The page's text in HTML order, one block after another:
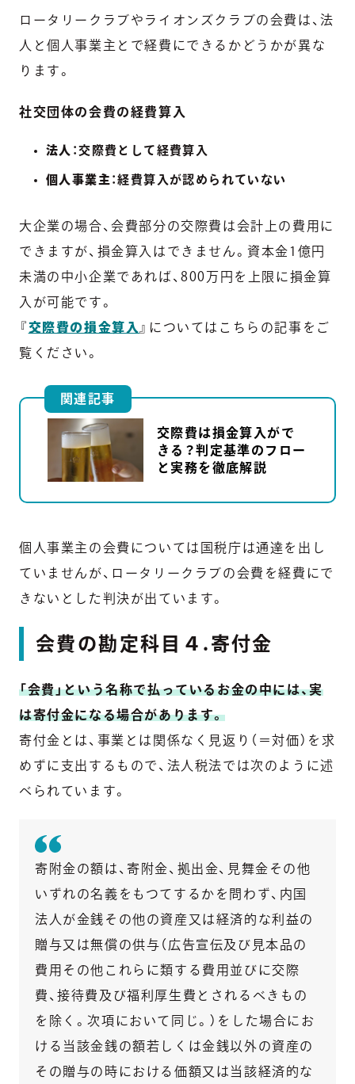
ロータリークラブやライオンズクラブの会費は、法
人と個人事業主とで経費にできるかどうかが異な
ります。
社交団体の会費の経費算入
法人 ：交際費として経費算入
個人事業主 ：経費算入が認められていない
大企業の場合、会費部分の交際費は会計上の費用に
できますが、損金算入はできません。資本金1億円
未満の中小企業であれば、800万円を上限に損金算
入が可能です。
『交際費の損金算入 』についてはこちらの記事をご
覧ください。
関連記事
交際費は損金算入がで
きる？判定基準のフロー
と実務を徹底解説
個人事業主の会費については国税庁は通達を出し
ていませんが、ロータリークラブの会費を経費にで
きないとした判決が出ています。
会費の勘定科目４.寄付金
「会費」という名称で払っているお金の中には、実
は寄付金になる場合があります。
寄付金とは、事業とは関係なく見返り（＝対価）を求
めずに支出するもので、法人税法では次のように述
べられています。
寄附金の額は、寄附金、拠出金、見舞金その他
いずれの名義をもつてするかを問わず、内国
法人が金銭その他の資産又は経済的な利益の
贈与又は無償の供与（広告宣伝及び見本品の
費用その他これらに類する費用並びに交際
費、接待費及び福利厚生費とされるべきもの
を除く。次項において同じ。）をした場合にお
ける当該金銭の額若しくは金銭以外の資産の
その贈与の時における価額又は当該経済的な